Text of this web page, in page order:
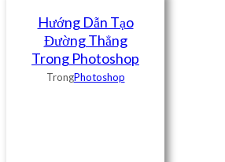
Hướng Dẫn Tạo
Đường Thẳng
Trong Photoshop
TrongPhotoshop